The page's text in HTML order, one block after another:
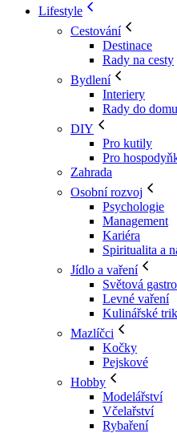
Lifestyle
Cestování
Destinace
Rady na cesty
Bydlení
Interiery
Rady do domu
DIY
Pro kutily
Pro
Zahrada
Osobní rozvoj
Psychologie
Management
Kariéra
Spiritualita a
Jídlo a vaření
Světová
Levné vaření
Kulinářské
Mazlíčci
Kočky
Pejskové
Hobby
Modelářství
Včelařství
Rybaření